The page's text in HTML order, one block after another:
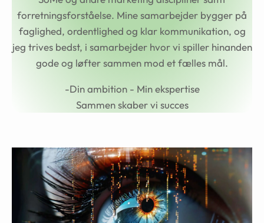
forretningsforståelse. Mine samarbejder bygger på
faglighed, ordentlighed og klar kommunikation, og
jeg trives bedst, i samarbejder hvor vi spiller hinanden
gode og løfter sammen mod et fælles mål.
-Din ambition - Min ekspertise
Sammen skaber vi succes